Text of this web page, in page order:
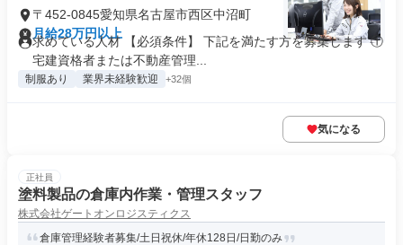
〒452-0845愛知県名古屋市西区中沼町
月給28万円以上
求めている人材 【必須条件】 下記を満たす方を募集します ①
宅建資格者または不動産管理...
制服あり 業界未経験歓迎 +32個
気になる
正社員
塗料製品の倉庫内作業・管理スタッフ
株式会社ゲートオンロジスティクス
倉庫管理経験者募集/土日祝休/年休128日/日勤のみ